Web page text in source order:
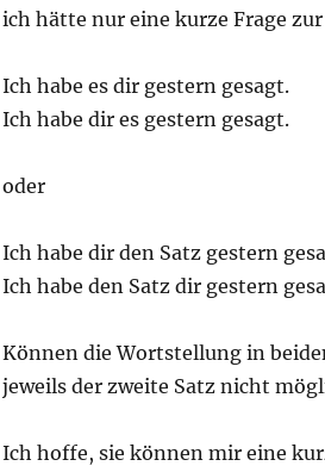
ich hätte nur eine kurze Frage
Ich habe es dir gestern gesagt.
Ich habe dir es gestern gesagt.
oder
Ich habe dir den Satz gestern
Ich habe den Satz dir gestern
Können die Wortstellung in
jeweils der zweite Satz nicht
Ich hoffe, sie können mir eine